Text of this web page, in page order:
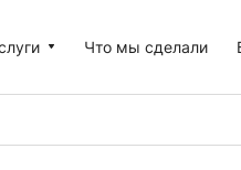
Что мы сделали